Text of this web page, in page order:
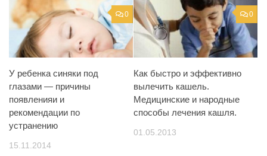
0
У ребенка синяки под
глазами — причины
появленияи и
рекомендации по
устранению
15.11.2014
0
Как быстро и эффективно
вылечить кашель.
Медицинские и народные
способы лечения кашля.
01.05.2013